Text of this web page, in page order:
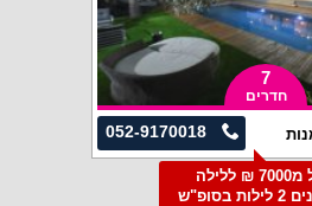
7
חדרים
052-9170018
החל מ7000 ₪ ללילה
למזמינים 2 לילות בסופ"ש